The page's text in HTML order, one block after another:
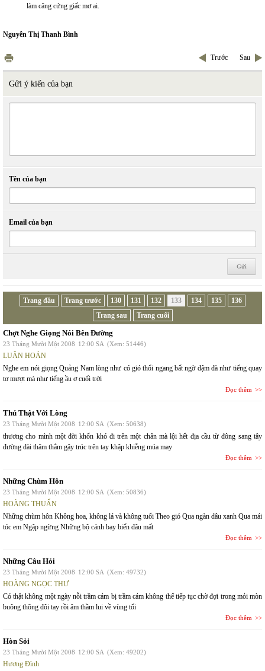
làm căng cứng giấc mơ ai.
Nguyễn Thị Thanh Bình
Trước Sau
Gửi ý kiến của bạn
Tên của bạn
Email của bạn
Trang đầu Trang trước 130 131 132 133 134 135
136
Trang sau
Trang cuối
Chợt Nghe Giọng Nói Bên Đường
23 Tháng Mười Một 2008 12:00 SA (Xem: 51446)
LUÂN HOÁN
Nghe em nói giọng Quảng Nam lòng như có gió thổi ngang bất ngờ đậm đà như tiếng quay
tơ mượt mà như tiếng ầu ơ cuối trời
Đọc thêm
Thú Thật Với Lòng
23 Tháng Mười Một 2008 12:00 SA (Xem: 50638)
thương cho mình một đời khốn khó đi trên một chân mà lội hết địa cầu từ đông sang tây
đường dài thăm thẳm gậy trúc trên tay khập khiễng múa may
Đọc thêm
Những Chùm Hôn
23 Tháng Mười Một 2008 12:00 SA (Xem: 50836)
HOÀNG THUẤN
Những chùm hôn Không hoa, không lá và không tuổi Theo gió Qua ngàn dâu xanh Qua mái
tóc em Ngập ngừng Những bộ cánh bay biến đâu mất
Đọc thêm
Những Câu Hỏi
23 Tháng Mười Một 2008 12:00 SA (Xem: 49732)
HOÀNG NGỌC THƯ
Có thật không một ngày nỗi trầm cảm bị trầm cảm không thể tiếp tục chờ đợi trong mỏi mòn
buông thõng đôi tay rồi âm thầm lui về vùng tối
Đọc thêm
Hòn Sỏi
23 Tháng Mười Một 2008 12:00 SA (Xem: 49202)
Hương Đình